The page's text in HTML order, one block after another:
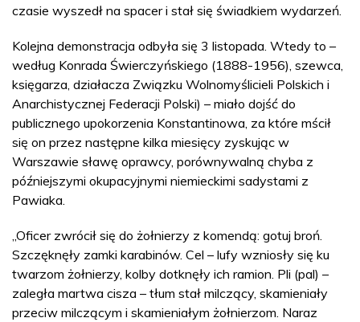
czasie wyszedł na spacer i stał się świadkiem wydarzeń.
Kolejna demonstracja odbyła się 3 listopada. Wtedy to –
według Konrada Świerczyńskiego (1888-1956), szewca,
księgarza, działacza Związku Wolnomyślicieli Polskich i
Anarchistycznej Federacji Polski) – miało dojść do
publicznego upokorzenia Konstantinowa, za które mścił
się on przez następne kilka miesięcy zyskując w
Warszawie sławę oprawcy, porównywalną chyba z
późniejszymi okupacyjnymi niemieckimi sadystami z
Pawiaka.
„Oficer zwrócił się do żołnierzy z komendą: gotuj broń.
Szczęknęły zamki karabinów. Cel – lufy wzniosły się ku
twarzom żołnierzy, kolby dotknęły ich ramion. Pli (pal) –
zaległa martwa cisza – tłum stał milczący, skamieniały
przeciw milczącym i skamieniałym żołnierzom. Naraz